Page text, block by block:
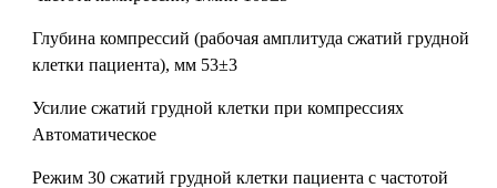
Глубина компрессий (рабочая амплитуда сжатий грудной
клетки пациента), мм 53±3
Усилие сжатий грудной клетки при компрессиях
Автоматическое
Режим 30 сжатий грудной клетки пациента с частотой